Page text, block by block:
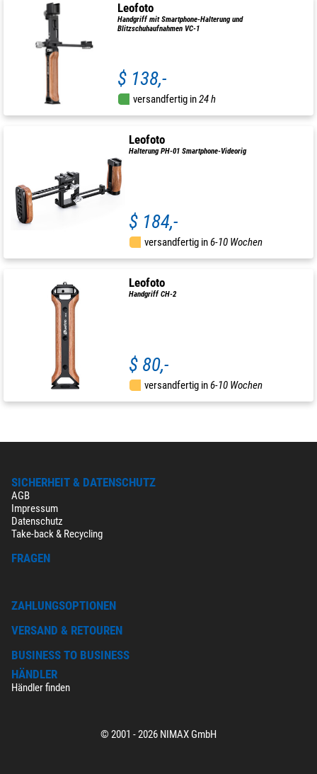
Leofoto
Handgriff mit Smartphone-Halterung und
Blitzschuhaufnahmen VC-1
$ 138,-
versandfertig in24 h
Leofoto
Halterung PH-01 Smartphone-Videorig
$ 184,-
versandfertig in6-10 Wochen
Leofoto
Handgriff CH-2
$ 80,-
versandfertig in6-10 Wochen
SICHERHEIT & DATENSCHUTZ
AGB
Impressum
Datenschutz
Take-back & Recycling
FRAGEN
ZAHLUNGSOPTIONEN
VERSAND & RETOUREN
BUSINESS TO BUSINESS
HÄNDLER
Händler finden
© 2001 - 2026 NIMAX GmbH